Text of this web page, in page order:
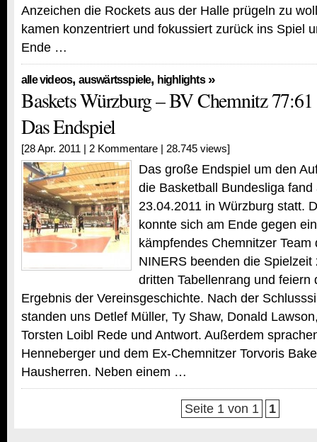
Anzeichen die Rockets aus der Halle prügeln zu
kamen konzentriert und fokussiert zurück ins Spiel
Ende …
alle videos, auswärtsspiele, highlights»
Baskets Würzburg – BV Chemnitz 77:61
Das Endspiel
[28 Apr. 2011 | 2 Kommentare | 28.745 views]
Das große Endspiel um den
die Basketball Bundesliga
23.04.2011 in Würzburg statt.
konnte sich am Ende gegen
kämpfendes Chemnitzer Team
NINERS beenden die Spielzeit
dritten Tabellenrang und feiern
Ergebnis der Vereinsgeschichte. Nach der
standen uns Detlef Müller, Ty Shaw, Donald
Torsten Loibl Rede und Antwort. Außerdem
Henneberger und dem Ex-Chemnitzer Torvoris
Hausherren. Neben einem …
Seite 1 von 1 1